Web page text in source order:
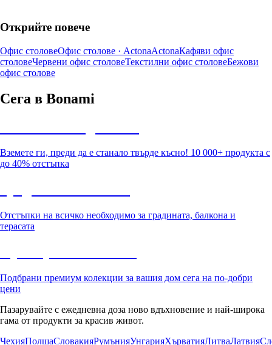
Открийте повече
Офис столовеОфис столове · ActonaActonaКафяви офис
столовеЧервени офис столовеТекстилни офис столовеБежови
офис столове
Сега в Bonami
Вземете ги, преди да е станало твърде късно! 10 000+ продукта с
до 40% отстъпка
Отстъпки на всичко необходимо за градината, балкона и
терасата
Подбрани премиум колекции за вашия дом сега на по-добри
цени
Пазарувайте с ежедневна доза ново вдъхновение и най-широка
гама от продукти за красив живот.
ЧехияПолшаСловакияРумънияУнгарияХърватияЛитваЛатвия